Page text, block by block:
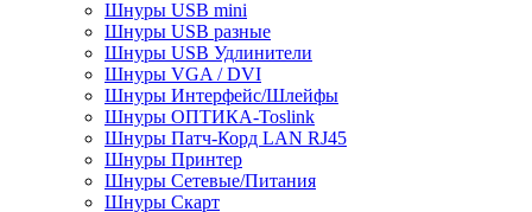
Шнуры USB mini
Шнуры USB разные
Шнуры USB Удлинители
Шнуры VGA / DVI
Шнуры Интерфейс/Шлейфы
Шнуры ОПТИКА-Toslink
Шнуры Патч-Корд LAN RJ45
Шнуры Принтер
Шнуры Сетевые/Питания
Шнуры Скарт